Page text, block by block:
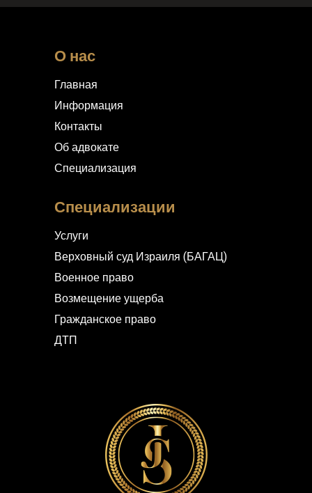
О нас
Главная
Информация
Контакты
Об адвокате
Специализация
Специализации
Услуги
Верховный суд Израиля (БАГАЦ)
Военное право
Возмещение ущерба
Гражданское право
ДТП